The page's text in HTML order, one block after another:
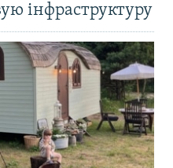
інфраструктуру